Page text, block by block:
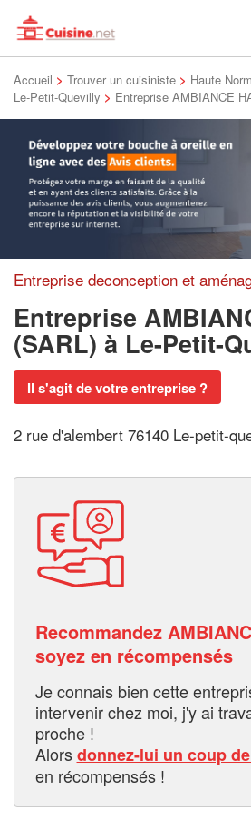
Accueil > Trouver un cuisiniste > Haute
Le-Petit-Quevilly > Entreprise AMBIANCE
Entreprise deconception et
Entreprise
(SARL) à Le-Petit-
Il s'agit de votre entreprise ?
2 rue d'alembert 76140 Le-petit-
Recommandez
soyez en récompensés
Je connais bien cette
intervenir chez moi, j'y ai
proche !
Alorsdonnez-lui un coup
en récompensés !